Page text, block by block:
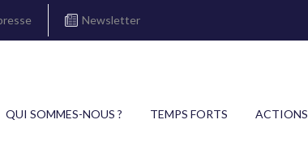
Newsletter
QUI SOMMES-NOUS ? TEMPS FORTS ACTIONS